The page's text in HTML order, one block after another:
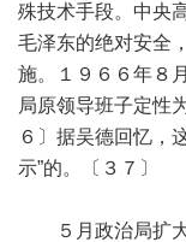
殊技术手段。中央
毛泽东的绝对安全
施。１９６６年８
局原领导班子定性
６〕据吴德回忆，
示”的。〔３７〕
５月政治局扩大